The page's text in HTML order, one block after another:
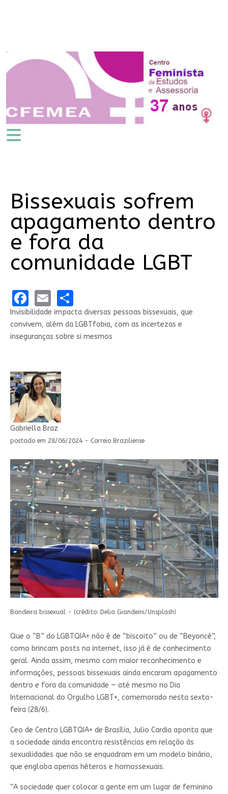
Bissexuais sofrem
apagamento dentro
e fora da
comunidade LGBT
Facebook
EmailShare
Invisibilidade impacta diversas pessoas bissexuais, que
convivem, além da LGBTfobia, com as incertezas e
inseguranças sobre si mesmos
Gabriella Braz
postado em 28/06/2024 - Correio Braziliense
Bandeira bissexual - (crédito: Delia Giandeini/Unsplash)
Que o “B” do LGBTQIA+ não é de “biscoito” ou de “Beyoncé”,
como brincam posts na internet, isso já é de conhecimento
geral. Ainda assim, mesmo com maior reconhecimento e
informações, pessoas bissexuais ainda encaram apagamento
dentro e fora da comunidade — até mesmo no Dia
Internacional do Orgulho LGBT+, comemorado nesta sexta-
feira (28/6).
Ceo de Centro LGBTQIA+ de Brasília, Julio Cardia aponta que
a sociedade ainda encontra resistências em relação às
sexualidades que não se enquadram em um modelo binário,
que engloba apenas héteros e homossexuais.
“A sociedade quer colocar a gente em um lugar de feminino